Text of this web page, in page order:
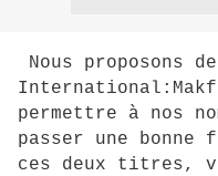
Nous proposons
permettre à nos
passer une bonne
ces deux titres,